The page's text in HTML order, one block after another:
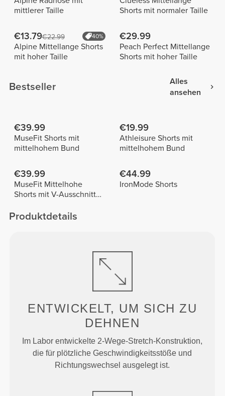
mittlerer Taille
Shorts mit normaler Taille
€13.79€22.99 40%
Alpine Mittellange Shorts
mit hoher Taille
€29.99
Peach Perfect Mittellange
Shorts mit hoher Taille
Bestseller
Alles
ansehen
€39.99
MuseFit Shorts mit
mittelhohem Bund
€19.99
Athleisure Shorts mit
mittelhohem Bund
€39.99
MuseFit Mittelhohe
Shorts mit V-Ausschnitt
€44.99
IronMode Shorts
Produktdetails
ENTWICKELT, UM SICH ZU
DEHNEN
Im Labor entwickelte 2-Wege-Stretch-Konstruktion,
die für plötzliche Geschwindigkeitsstöße und
Richtungswechsel ausgelegt ist.